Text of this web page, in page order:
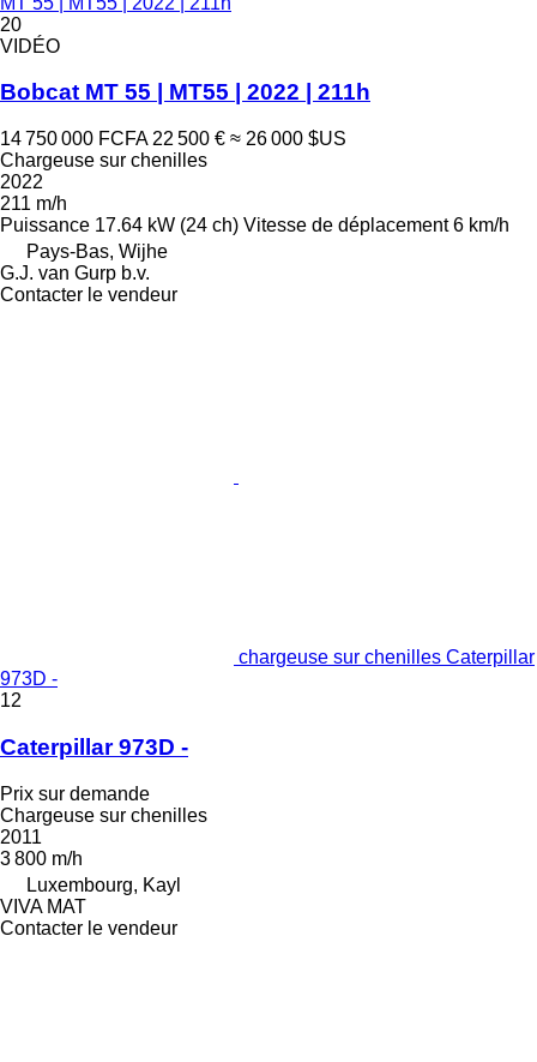
20
VIDÉO
Bobcat MT 55 | MT55 | 2022 | 211h
14 750 000 FCFA 22 500 € ≈ 26 000 $US
Chargeuse sur chenilles
2022
211 m/h
Puissance 17.64 kW (24 ch) Vitesse de déplacement 6 km/h
Pays-Bas, Wijhe
G.J. van Gurp b.v.
Contacter le vendeur
chargeuse sur chenilles Caterpillar
973D -
12
Caterpillar 973D -
Prix sur demande
Chargeuse sur chenilles
2011
3 800 m/h
Luxembourg, Kayl
VIVA MAT
Contacter le vendeur